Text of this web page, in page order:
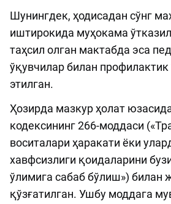
Шунингдек, ҳодисадан сўнг
иштирокида муҳокама
таҳсил олган мактабда эса
ўқувчилар билан
этилган.
Ҳозирда мазкур ҳолат
кодексининг 266-моддаси
воситалари ҳаракати ёки
хавфсизлиги қоидаларини
ўлимига сабаб бўлиш») билан
қўзғатилган. Ушбу моддага